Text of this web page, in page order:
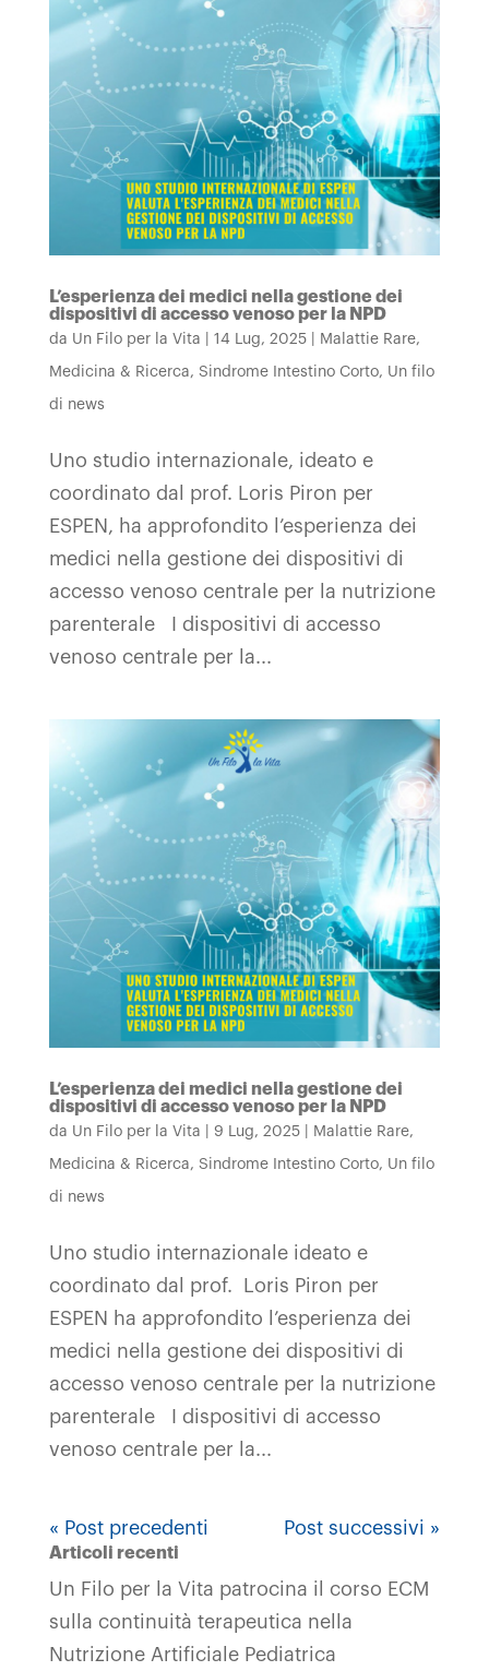
L’esperienza dei medici nella gestione dei
dispositivi di accesso venoso per la NPD
da Un Filo per la Vita 14 Lug, 2025| Malattie Rare,
Medicina & Ricerca, Sindrome Intestino Corto, Un filo
di news
Uno studio internazionale, ideato e
coordinato dal prof. Loris Piron per
ESPEN, ha approfondito l’esperienza dei
medici nella gestione dei dispositivi di
accesso venoso centrale per la nutrizione
parenterale I dispositivi di accesso
venoso centrale per la...
L’esperienza dei medici nella gestione dei
dispositivi di accesso venoso per la NPD
da Un Filo per la Vita 9 Lug, 2025| Malattie Rare,
Medicina & Ricerca, Sindrome Intestino Corto, Un filo
di news
Uno studio internazionale ideato e
coordinato dal prof. Loris Piron per
ESPEN ha approfondito l’esperienza dei
medici nella gestione dei dispositivi di
accesso venoso centrale per la nutrizione
parenterale I dispositivi di accesso
venoso centrale per la...
« Post precedenti Post successivi »
Articoli recenti
Un Filo per la Vita patrocina il corso ECM
sulla continuità terapeutica nella
Nutrizione Artificiale Pediatrica